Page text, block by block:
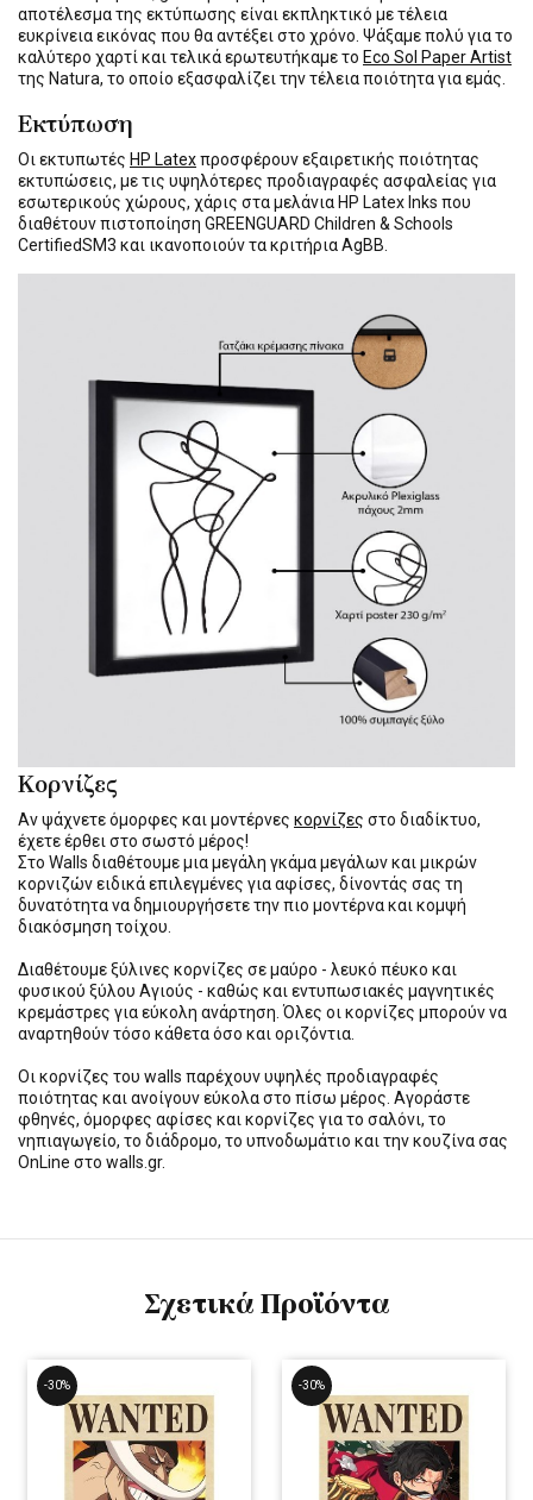
αποτέλεσμα της εκτύπωσης είναι εκπληκτικό με τέλεια
ευκρίνεια εικόνας που θα αντέξει στο χρόνο. Ψάξαμε πολύ για το
καλύτερο χαρτί και τελικά ερωτευτήκαμε το Eco Sol Paper Artist
της Natura, το οποίο εξασφαλίζει την τέλεια ποιότητα για εμάς.
Εκτύπωση
Οι εκτυπωτές HP Latexπροσφέρουν εξαιρετικής ποιότητας
εκτυπώσεις, με τις υψηλότερες προδιαγραφές ασφαλείας για
εσωτερικούς χώρους, χάρις στα μελάνια HP Latex Inks που
διαθέτουν πιστοποίηση GREENGUARD Children & Schools
CertifiedSM3 και ικανοποιούν τα κριτήρια AgBB.
Κορνίζες
Αν ψάχνετε όμορφες και μοντέρνες κορνίζες στο διαδίκτυο,
έχετε έρθει στο σωστό μέρος!
Στο Walls διαθέτουμε μια μεγάλη γκάμα μεγάλων και μικρών
κορνιζών ειδικά επιλεγμένες για αφίσες, δίνοντάς σας τη
δυνατότητα να δημιουργήσετε την πιο μοντέρνα και κομψή
διακόσμηση τοίχου.
Διαθέτουμε ξύλινες κορνίζες σε μαύρο - λευκό πέυκο και
φυσικού ξύλου Αγιούς - καθώς και εντυπωσιακές μαγνητικές
κρεμάστρες για εύκολη ανάρτηση. Όλες οι κορνίζες μπορούν να
αναρτηθούν τόσο κάθετα όσο και οριζόντια.
Οι κορνίζες του walls παρέχουν υψηλές προδιαγραφές
ποιότητας και ανοίγουν εύκολα στο πίσω μέρος. Αγοράστε
φθηνές, όμορφες αφίσες και κορνίζες για το σαλόνι, το
νηπιαγωγείο, το διάδρομο, το υπνοδωμάτιο και την κουζίνα σας
OnLine στο walls.gr.
Σχετικά Προϊόντα
-30% -30%